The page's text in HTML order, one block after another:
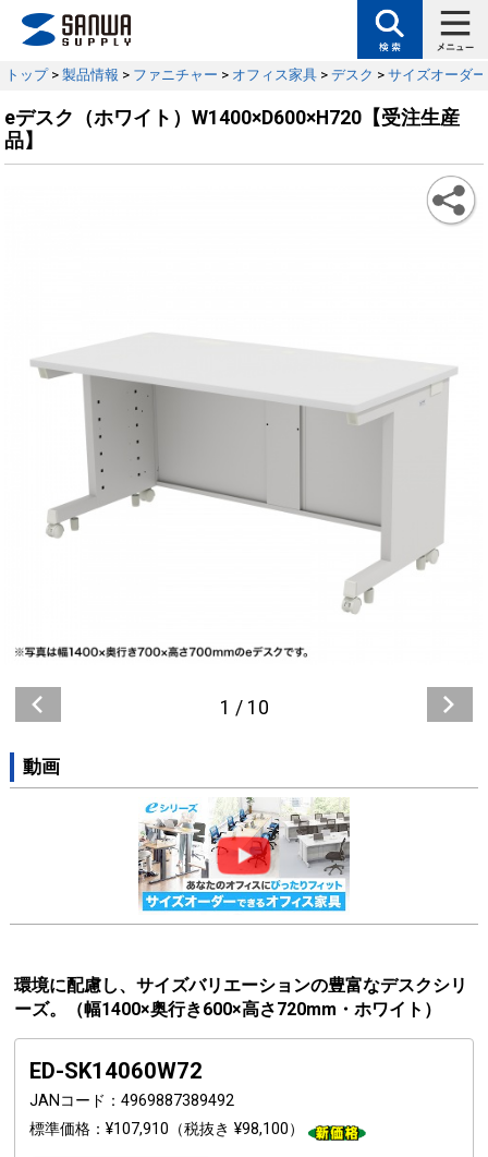
トップ> 製品情報 > ファニチャー > オフィス家具 > デスク > サイズオーダ
eデスク（ホワイト）W1400×D600×H720【受注生産
品】
1 / 10
動画
環境に配慮し、サイズバリエーションの豊富なデスクシリ
ーズ。（幅1400×奥行き600×高さ720mm・ホワイト）
ED-SK14060W72
JANコード
4969887389492
標準価格
¥107,910 （税抜き ¥98,100）